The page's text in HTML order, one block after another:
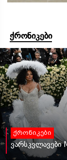
ქრონიკები
ქრონიკები